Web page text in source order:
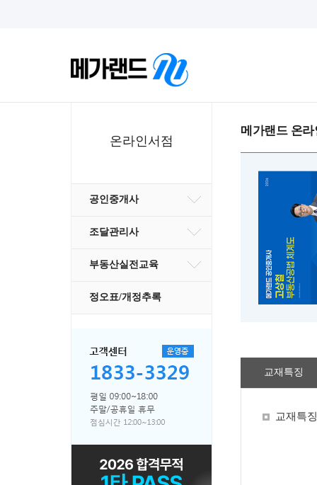
온라인서점
공인중개사
조달관리사
부동산실전교육
정오표/개정추록
메가랜드 온라
교재특징
교재특징